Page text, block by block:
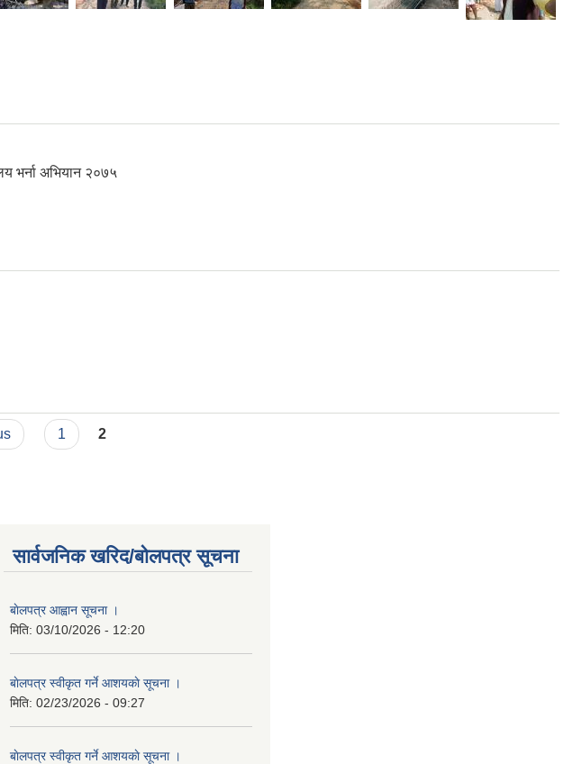
भर्ना अभियान २०७५
1 2
सार्वजनिक खरिद/बोलपत्र सूचना
बाेलपत्र आह्वान सूचना ।
मिति: 03/10/2026 - 12:20
बाेलपत्र स्वीकृत गर्ने आशयकाे सूचना ।
मिति: 02/23/2026 - 09:27
बाेलपत्र स्वीकृत गर्ने आशयकाे सूचना ।